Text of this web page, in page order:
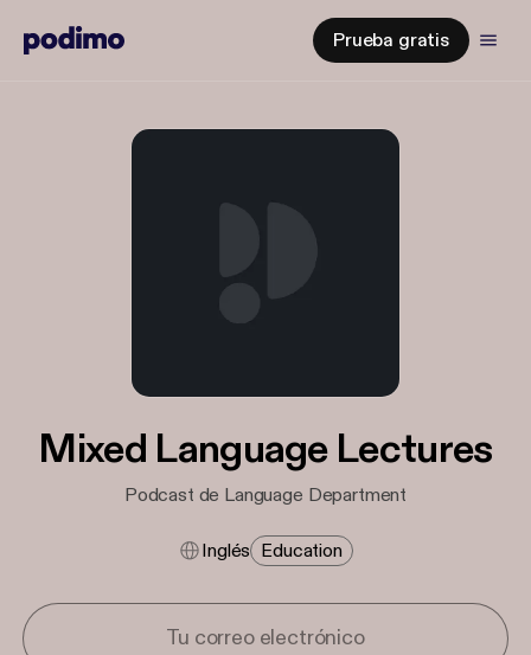
Prueba gratis
Mixed Language Lectures
Podcast de Language Department
Inglés Education